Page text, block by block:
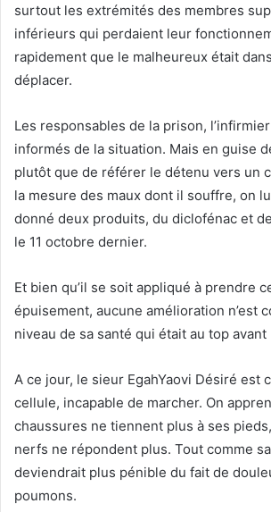
surtout les extrémités des membres
inférieurs qui perdaient leur
rapidement que le malheureux était
déplacer.
Les responsables de la prison,
informés de la situation. Mais en guise
plutôt que de référer le détenu vers un
la mesure des maux dont il souffre, on
donné deux produits, du diclofénac et de
le 11 octobre dernier.
Et bien qu’il se soit appliqué à prendre
épuisement, aucune amélioration n’est
niveau de sa santé qui était au top avant
A ce jour, le sieur EgahYaovi Désiré est
cellule, incapable de marcher. On
chaussures ne tiennent plus à ses
nerfs ne répondent plus. Tout comme
deviendrait plus pénible du fait de
poumons.